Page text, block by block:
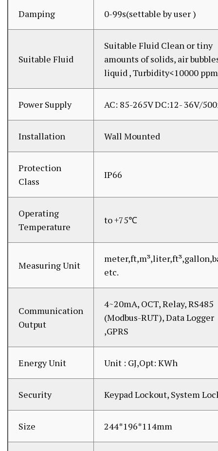
Damping 0-99s(settable by user )
Suitable Fluid
Suitable Fluid Clean or tiny
amounts of solids, air
liquid , Turbidity<10000 ppm
Power Supply AC: 85-265V DC:12- 36V/
Installation Wall Mounted
Protection
Class
IP66
Operating
Temperature
to +75℃
Measuring Unit
etc.
Communication
Output
4~20mA, OCT, Relay, RS485
(Modbus-RUT), Data Logger
,GPRS
Energy Unit Unit : GJ,Opt: KWh
Security Keypad Lockout, System
Size 244*196*114mm